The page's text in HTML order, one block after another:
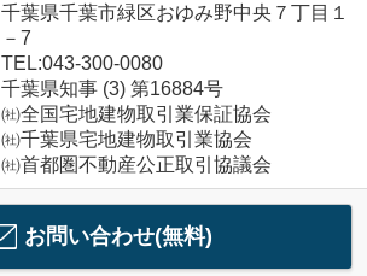
千葉県千葉市緑区おゆみ野中央７丁目１
－7
TEL:043-300-0080
千葉県知事 (3) 第16884号
㈳全国宅地建物取引業保証協会
㈳千葉県宅地建物取引業協会
㈳首都圏不動産公正取引協議会
お問い合わせ(無料)